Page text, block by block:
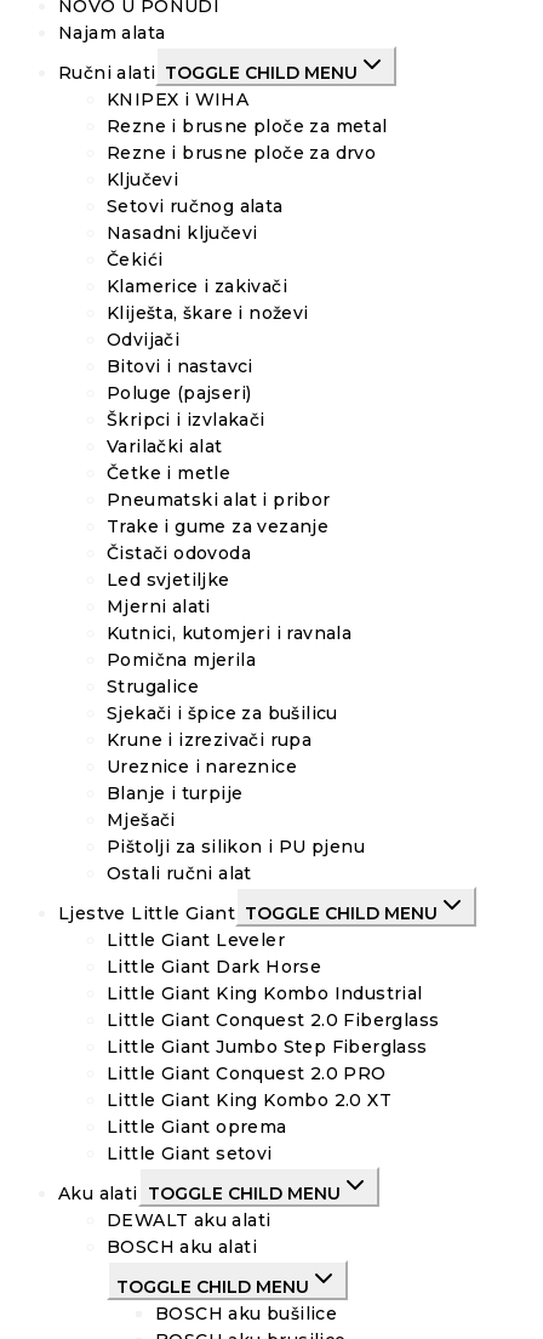
NOVO U PONUDI
Najam alata
Ručni alati TOGGLE CHILD MENU
KNIPEX i WIHA
Rezne i brusne ploče za metal
Rezne i brusne ploče za drvo
Ključevi
Setovi ručnog alata
Nasadni ključevi
Čekići
Klamerice i zakivači
Kliješta, škare i noževi
Odvijači
Bitovi i nastavci
Poluge (pajseri)
Škripci i izvlakači
Varilački alat
Četke i metle
Pneumatski alat i pribor
Trake i gume za vezanje
Čistači odovoda
Led svjetiljke
Mjerni alati
Kutnici, kutomjeri i ravnala
Pomična mjerila
Strugalice
Sjekači i špice za bušilicu
Krune i izrezivači rupa
Ureznice i nareznice
Blanje i turpije
Mješači
Pištolji za silikon i PU pjenu
Ostali ručni alat
Ljestve Little Giant TOGGLE CHILD MENU
Little Giant Leveler
Little Giant Dark Horse
Little Giant King Kombo Industrial
Little Giant Conquest 2.0 Fiberglass
Little Giant Jumbo Step Fiberglass
Little Giant Conquest 2.0 PRO
Little Giant King Kombo 2.0 XT
Little Giant oprema
Little Giant setovi
Aku alati TOGGLE CHILD MENU
DEWALT aku alati
BOSCH aku alati
TOGGLE CHILD MENU
BOSCH aku bušilice